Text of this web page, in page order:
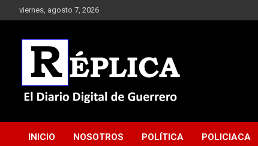
al
viernes, agosto 7, 2026
Réplica
INICIO NOSOTROS POLÍTICA POLICIACA